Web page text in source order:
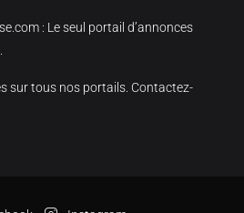
: Le seul portail d’annonces
sur tous nos portails. Contactez-